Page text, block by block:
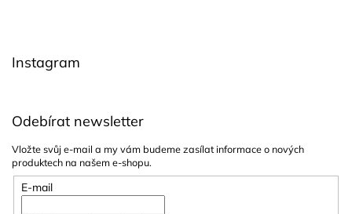
Instagram
Odebírat newsletter
Vložte svůj e-mail a my vám budeme zasílat informace o nových
produktech na našem e-shopu.
E-mail